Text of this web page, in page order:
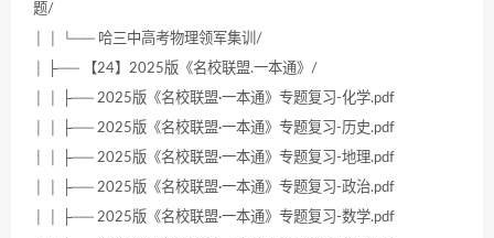
题/
│ │ └── 哈三中高考物理领军集训/
│ ├── 【24】2025版《名校联盟.一本通》/
│ │ ├── 2025版《名校联盟·一本通》专题复习-化学.pdf
│ │ ├── 2025版《名校联盟·一本通》专题复习-历史.pdf
│ │ ├── 2025版《名校联盟·一本通》专题复习-地理.pdf
│ │ ├── 2025版《名校联盟·一本通》专题复习-政治.pdf
│ │ ├── 2025版《名校联盟·一本通》专题复习-数学.pdf